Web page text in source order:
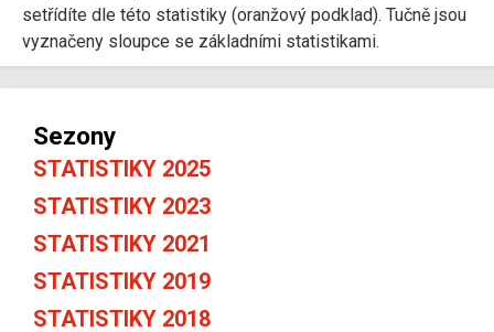
setřídíte dle této statistiky (oranžový podklad). Tučně jsou
vyznačeny sloupce se základními statistikami.
Sezony
STATISTIKY 2025
STATISTIKY 2023
STATISTIKY 2021
STATISTIKY 2019
STATISTIKY 2018